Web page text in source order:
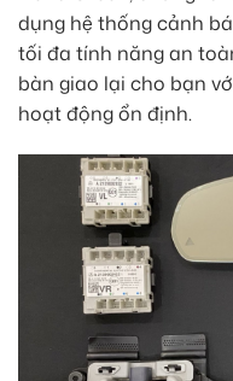
dụng hệ thống cảnh
tối đa tính năng an
bàn giao lại cho bạn
hoạt động ổn định.